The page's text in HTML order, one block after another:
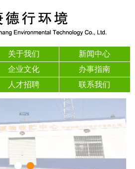
关于我们
新闻中心
企业文化
办事指南
人才招聘 联系我们